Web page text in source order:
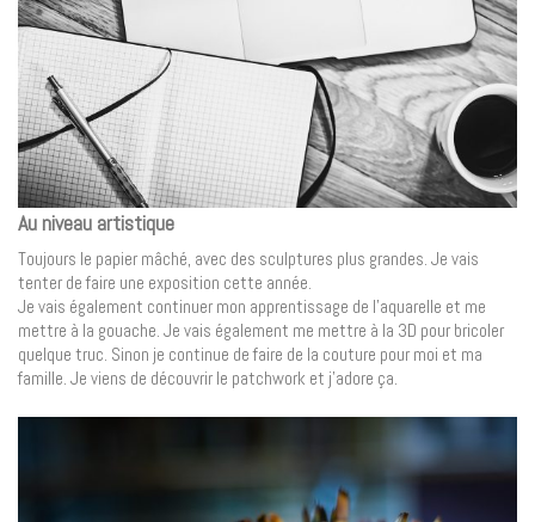
Au niveau artistique
Toujours le papier mâché, avec des sculptures plus grandes. Je vais
tenter de faire une exposition cette année.
Je vais également continuer mon apprentissage de l’aquarelle et me
mettre à la gouache. Je vais également me mettre à la 3D pour bricoler
quelque truc. Sinon je continue de faire de la couture pour moi et ma
famille. Je viens de découvrir le patchwork et j’adore ça.